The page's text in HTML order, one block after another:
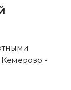
Кемерово -